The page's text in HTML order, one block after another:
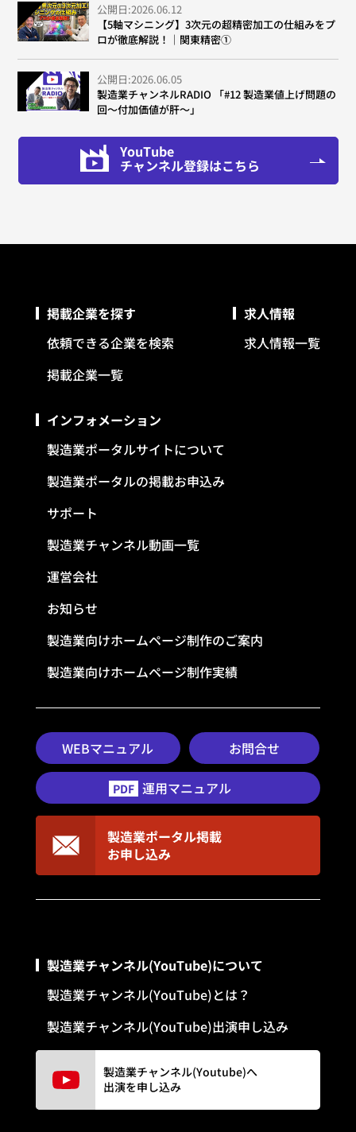
公開日:2026.06.12
【5軸マシニング】3次元の超精密加工の仕組みをプ
ロが徹底解説！｜関東精密①
公開日:2026.06.05
製造業チャンネルRADIO 「#12 製造業値上げ問題の
回～付加価値が肝～」
YouTube
チャンネル登録はこちら
掲載企業を探す
依頼できる企業を検索
掲載企業一覧
求人情報
求人情報一覧
インフォメーション
製造業ポータルサイトについて
製造業ポータルの掲載お申込み
サポート
製造業チャンネル動画一覧
運営会社
お知らせ
製造業向けホームページ制作のご案内
製造業向けホームページ制作実績
WEBマニュアル お問合せ
PDF 運用マニュアル
製造業ポータル掲載
お申し込み
製造業チャンネル(YouTube)について
製造業チャンネル(YouTube)とは？
製造業チャンネル(YouTube)出演申し込み
製造業チャンネル(Youtube)へ
出演を申し込み